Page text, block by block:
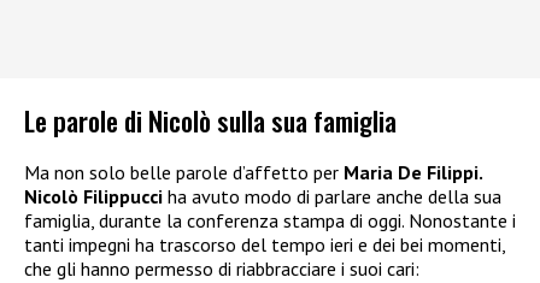
Le parole di Nicolò sulla sua famiglia
Ma non solo belle parole d’affetto per Maria De Filippi.
Nicolò Filippucci ha avuto modo di parlare anche della sua
famiglia, durante la conferenza stampa di oggi. Nonostante i
tanti impegni ha trascorso del tempo ieri e dei bei momenti,
che gli hanno permesso di riabbracciare i suoi cari: